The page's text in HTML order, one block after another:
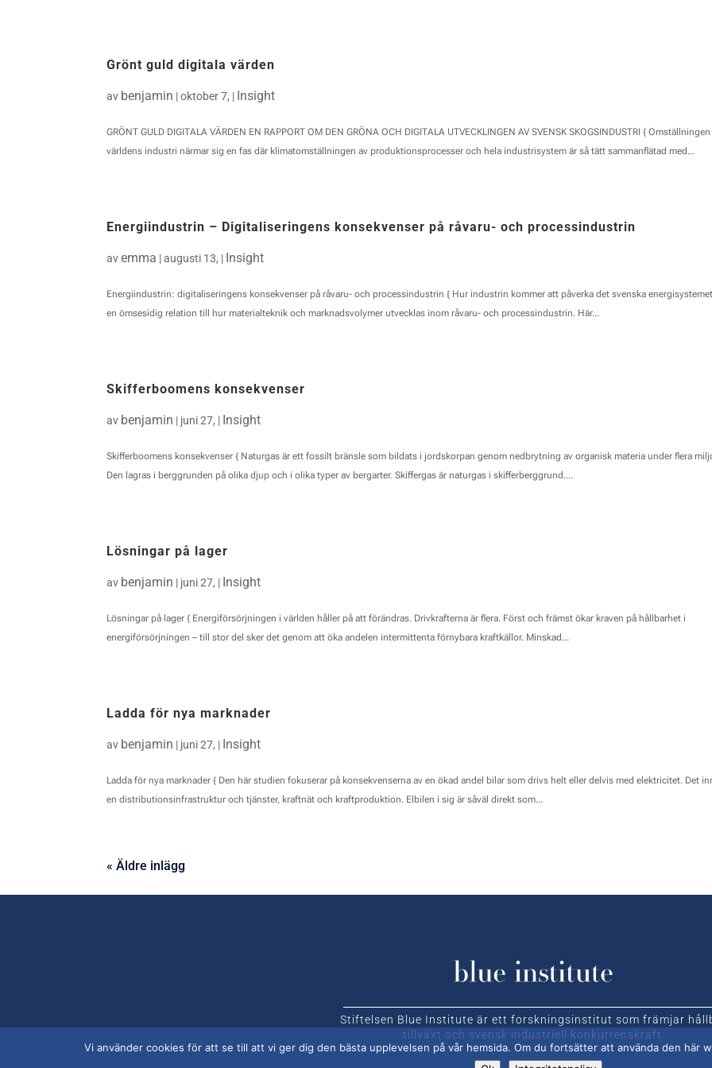
Grönt guld digitala värden
av benjamin |oktober 7, | Insight
GRÖNT GULD DIGITALA VÄRDEN EN RAPPORT OM DEN GRÖNA OCH DIGITALA UTVECKLINGEN AV SVENSK SKOGSINDUSTRI {
världens industri närmar sig en fas där klimatomställningen av produktionsprocesser och hela industrisystem är så tätt sammanflätad med...
Energiindustrin – Digitaliseringens konsekvenser på råvaru- och processindustrin
avemma |augusti 13, | Insight
Energiindustrin: digitaliseringens konsekvenser på råvaru- och processindustrin { Hur industrin kommer att påverka det svenska
en ömsesidig relation till hur materialteknik och marknadsvolymer utvecklas inom råvaru- och processindustrin. Här...
Skifferboomens konsekvenser
av benjamin | juni 27, | Insight
Skifferboomens konsekvenser { Naturgas är ett fossilt bränsle som bildats i jordskorpan genom nedbrytning av organisk materia under flera
Den lagras i berggrunden på olika djup och i olika typer av bergarter. Skiffergas är naturgas i skifferberggrund....
Lösningar på lager
av benjamin | juni 27, | Insight
Lösningar på lager { Energiförsörjningen i världen håller på att förändras. Drivkrafterna är flera. Först och främst ökar kraven på hållbarhet i
energiförsörjningen – till stor del sker det genom att öka andelen intermittenta förnybara kraftkällor. Minskad...
Ladda för nya marknader
av benjamin | juni 27, | Insight
Ladda för nya marknader { Den här studien fokuserar på konsekvenserna av en ökad andel bilar som drivs helt eller delvis med elektricitet. Det
en distributionsinfrastruktur och tjänster, kraftnät och kraftproduktion. Elbilen i sig är såväl direkt som...
« Äldre inlägg
Stiftelsen Blue Institute är ett forskningsinstitut som främjar
tillväxt och svensk industriell konkurrenskraft.
Vi använder cookies för att se till att vi ger dig den bästa upplevelsen på vår hemsida. Om du fortsätter att använda den här